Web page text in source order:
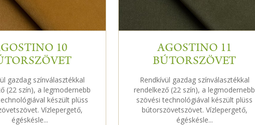
10
gazdag színválasztékkal
(22 szín), a legmodernebb
készült plüss
Vízlepergető,
égéskésle...
AGOSTINO 11
BÚTORSZÖVET
Rendkívül gazdag színválasztékkal
rendelkező (22 szín), a legmodernebb
szövési technológiával készült plüss
bútorszövetszövet. Vízlepergető,
égéskésle...